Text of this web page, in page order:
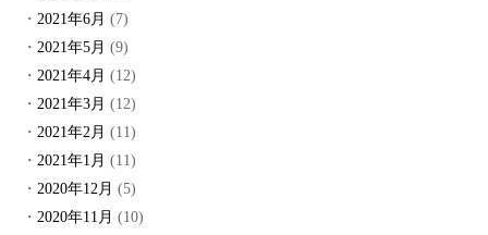
2021年6月 (7)
2021年5月 (9)
2021年4月 (12)
2021年3月 (12)
2021年2月 (11)
2021年1月 (11)
2020年12月 (5)
2020年11月 (10)